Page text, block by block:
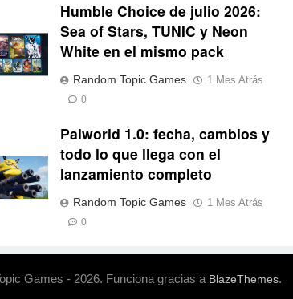
Humble Choice de julio 2026:
Sea of Stars, TUNIC y Neon
White en el mismo pack
Random Topic Games 1 Mes Atrás
0
Palworld 1.0: fecha, cambios y
todo lo que llega con el
lanzamiento completo
Random Topic Games 1 Mes Atrás
0
Games - 2026. Funciona gracias a BlazeThemes.